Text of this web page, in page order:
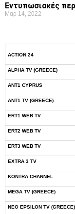
Εντυπωσιακές
Μαρ 14, 2022
ACTION 24
ALPHA TV (GREECE)
ANT1 CYPRUS
ANT1 TV (GREECE)
ERT1 WEB TV
ERT2 WEB TV
ERT3 WEB TV
EXTRA 3 TV
KONTRA CHANNEL
MEGA TV (GREECE)
NEO EPSILON TV (GREECE)